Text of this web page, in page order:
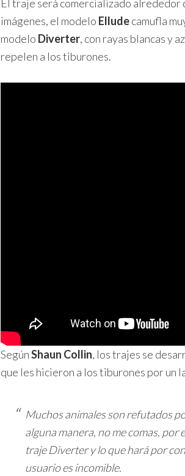
El traje será comercializado alrededor
imágenes, el modelo Elludecamufla
modelo Diverter, con rayas blancas y
repelen a los tiburones.
SegúnShaun Collin, los trajes se
que les hicieron a los tiburones por un
Muchos animales son refutados
alguna manera, no me comas, por
traje Diverter y lo que hará por
usuario es incomible.